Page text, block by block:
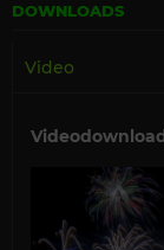
DOWNLOADS
Video